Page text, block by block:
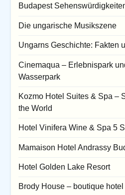
Budapest
Die ungarische Musikszene
Ungarns Geschichte: Fakten
Cinemaqua – Erlebnispark
Wasserpark
Kozmo Hotel Suites & Spa –
the World
Hotel Vinifera Wine & Spa 5
Mamaison Hotel Andrassy
Hotel Golden Lake Resort
Brody House – boutique hotel